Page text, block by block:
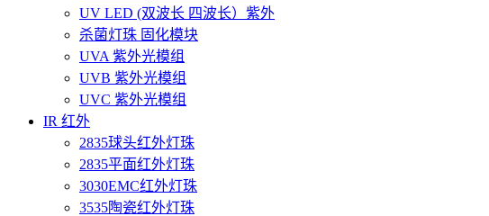
UV LED (双波长 四波长）紫外
杀菌灯珠 固化模块
UVA 紫外光模组
UVB 紫外光模组
UVC 紫外光模组
IR 红外
2835球头红外灯珠
2835平面红外灯珠
3030EMC红外灯珠
3535陶瓷红外灯珠